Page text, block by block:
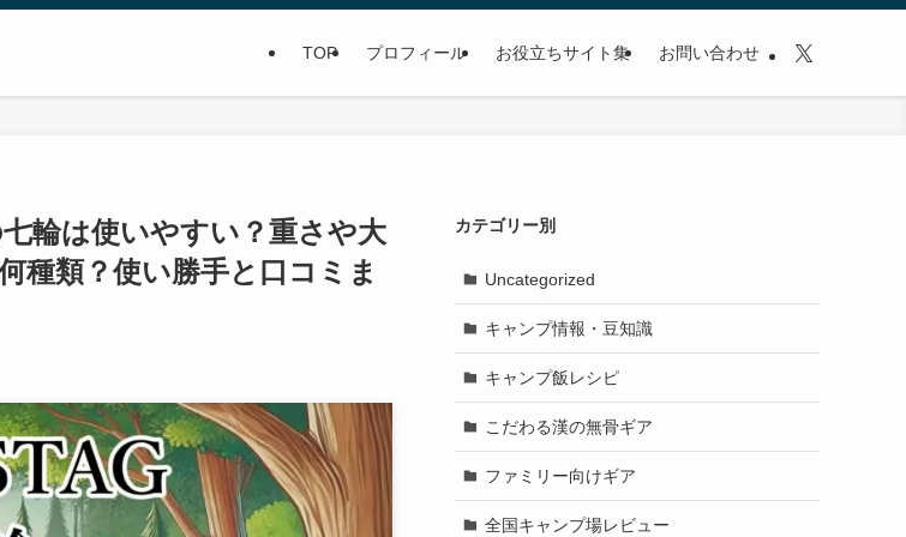
TOP プロフィール お役立ちサイト集 お問い合わせ
輪は使いやすい？重さや大
種類？使い勝手と口コミま
カテゴリー別
Uncategorized
キャンプ情報・豆知識
キャンプ飯レシピ
こだわる漢の無骨ギア
ファミリー向けギア
全国キャンプ場レビュー